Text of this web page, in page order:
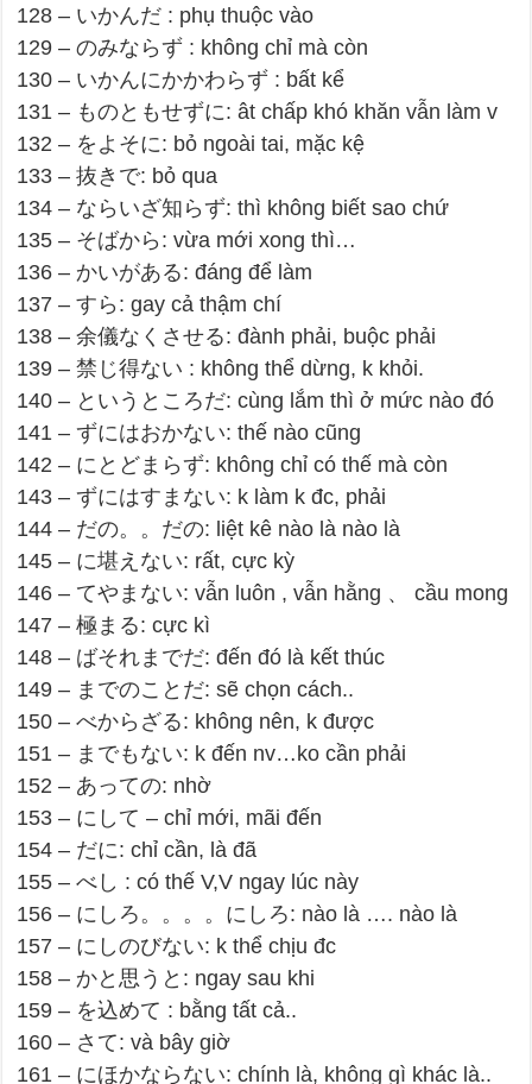
128 – いかんだ : phụ thuộc vào
129 – のみならず : không chỉ mà còn
130 – いかんにかかわらず : bất kể
131 – ものともせずに: ât chấp khó khăn vẫn làm v
132 – をよそに: bỏ ngoài tai, mặc kệ
133 – 抜きで: bỏ qua
134 – ならいざ知らず: thì không biết sao chứ
135 – そばから: vừa mới xong thì…
136 – かいがある: đáng để làm
137 – すら: gay cả thậm chí
138 – 余儀なくさせる: đành phải, buộc phải
139 – 禁じ得ない : không thể dừng, k khỏi.
140 – というところだ: cùng lắm thì ở mức nào đó
141 – ずにはおかない: thế nào cũng
142 – にとどまらず: không chỉ có thế mà còn
143 – ずにはすまない: k làm k đc, phải
144 – だの。。だの: liệt kê nào là nào là
145 – に堪えない: rất, cực kỳ
146 – てやまない: vẫn luôn , vẫn hằng 、 cầu mong
147 – 極まる: cực kì
148 – ばそれまでだ: đến đó là kết thúc
149 – までのことだ: sẽ chọn cách..
150 – べからざる: không nên, k được
151 – までもない: k đến nv…ko cần phải
152 – あっての: nhờ
153 – にして – chỉ mới, mãi đến
154 – だに: chỉ cần, là đã
155 – べし : có thế V,V ngay lúc này
156 – にしろ。。。。にしろ: nào là …. nào là
157 – にしのびない: k thể chịu đc
158 – かと思うと: ngay sau khi
159 – を込めて : bằng tất cả..
160 – さて: và bây giờ
161 – にほかならない: chính là, không gì khác là..